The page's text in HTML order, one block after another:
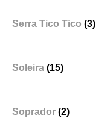
Serra Tico Tico (3)
Soleira (15)
Soprador (2)